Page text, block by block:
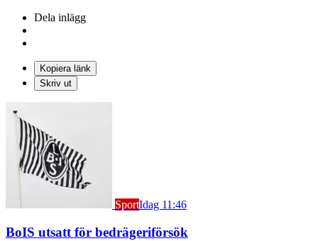
Dela inlägg
Kopiera länk
Skriv ut
SportIdag 11:46
BoIS utsatt för bedrägeriförsök